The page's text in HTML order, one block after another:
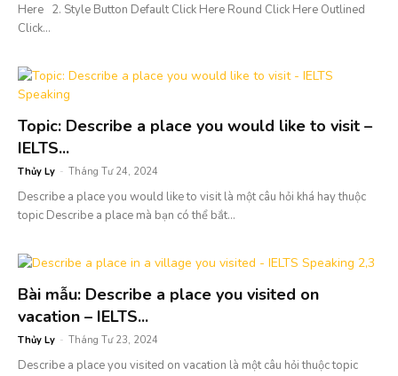
Here 2. Style Button Default Click Here Round Click Here Outlined
Click...
Topic: Describe a place you would like to visit –
IELTS...
Thủy Ly - Tháng Tư 24, 2024
Describe a place you would like to visit là một câu hỏi khá hay thuộc
topic Describe a place mà bạn có thể bắt...
Bài mẫu: Describe a place you visited on
vacation – IELTS...
Thủy Ly - Tháng Tư 23, 2024
Describe a place you visited on vacation là một câu hỏi thuộc topic